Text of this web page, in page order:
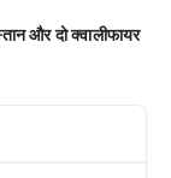
और दो क्वालीफायर